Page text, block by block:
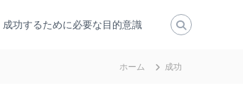
成功するために必要な目的意識
ホーム 成功